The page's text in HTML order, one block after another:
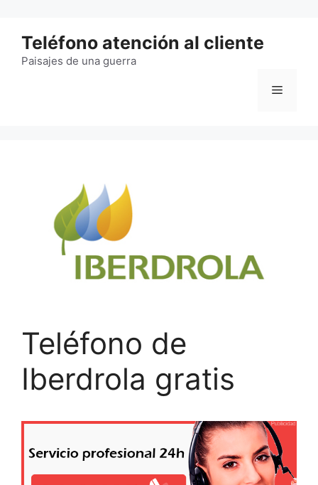
contenido
Teléfono atención al cliente
Paisajes de una guerra
Menú
Teléfono de
Iberdrola gratis